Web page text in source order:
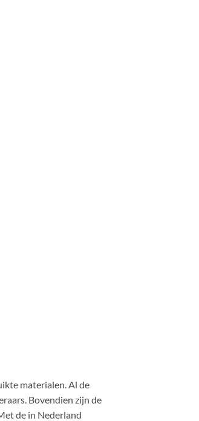
materialen. Al de
Bovendien zijn de
de in Nederland